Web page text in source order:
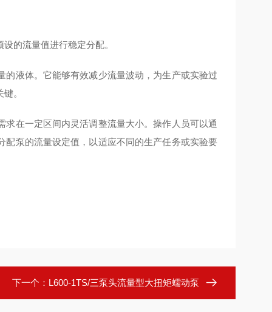
的流量值进行稳定分配。
液体。它能够有效减少流量波动，为生产或实验过
。
在一定区间内灵活调整流量大小。操作人员可以通
泵的流量设定值，以适应不同的生产任务或实验要
下一个： L600-1TS/三泵头流量型大扭矩蠕动泵